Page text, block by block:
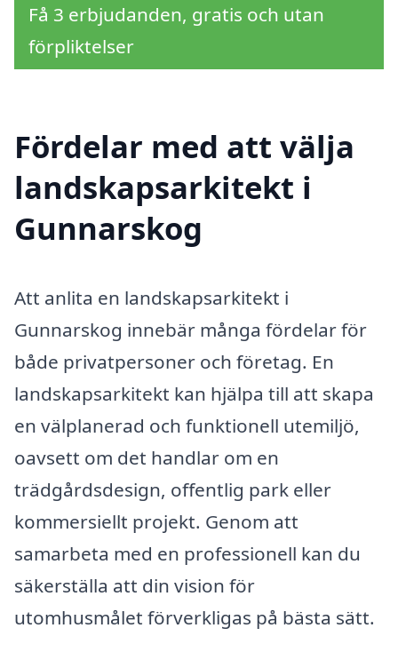
Få 3 erbjudanden, gratis och utan
förpliktelser
Fördelar med att välja
landskapsarkitekt i
Gunnarskog
Att anlita en landskapsarkitekt i
Gunnarskog innebär många fördelar för
både privatpersoner och företag. En
landskapsarkitekt kan hjälpa till att skapa
en välplanerad och funktionell utemiljö,
oavsett om det handlar om en
trädgårdsdesign, offentlig park eller
kommersiellt projekt. Genom att
samarbeta med en professionell kan du
säkerställa att din vision för
utomhusmålet förverkligas på bästa sätt.